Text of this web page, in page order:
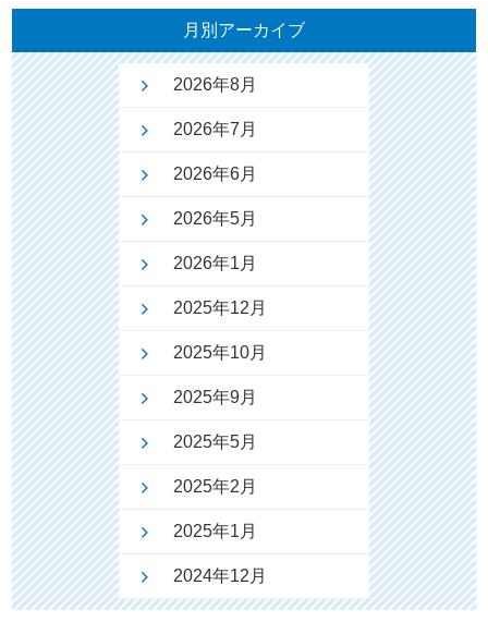
月別アーカイブ
2026年8月
2026年7月
2026年6月
2026年5月
2026年1月
2025年12月
2025年10月
2025年9月
2025年5月
2025年2月
2025年1月
2024年12月